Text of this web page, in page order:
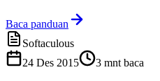
Baca panduan
Softaculous
24 Des 2015
3 mnt baca